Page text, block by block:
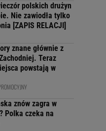
polskich drużyn
Nie zawiodła tylko
[ZAPIS RELACJI]
znane głównie z
Teraz
powstają w
znów zagra w
Polka czeka na